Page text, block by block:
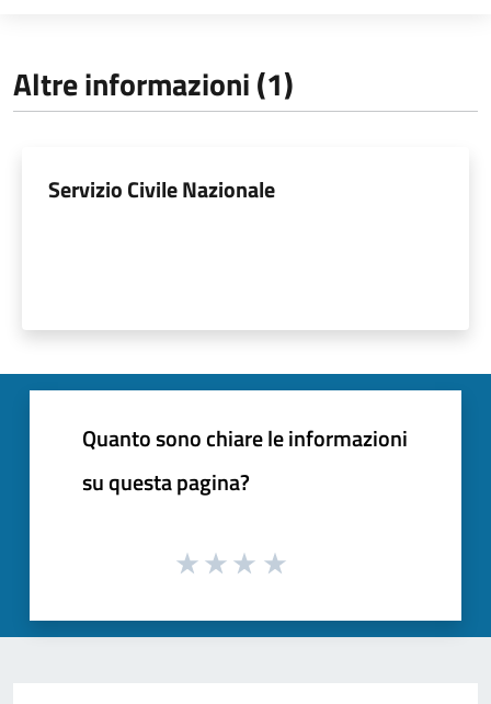
Altre informazioni (1)
Servizio Civile Nazionale
Quanto sono chiare le informazioni
su questa pagina?